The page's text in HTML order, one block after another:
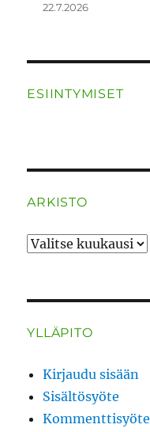
22.7.2026
ESIINTYMISET
ARKISTO
ARKISTO
YLLÄPITO
Kirjaudu sisään
Sisältösyöte
Kommenttisyöte